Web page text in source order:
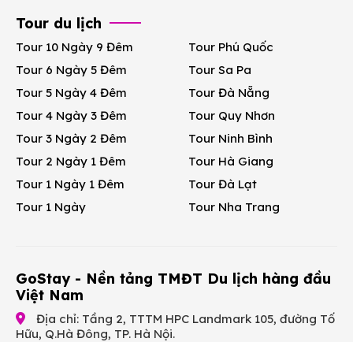
Tour du lịch
Tour 10 Ngày 9 Đêm
Tour 6 Ngày 5 Đêm
Tour 5 Ngày 4 Đêm
Tour 4 Ngày 3 Đêm
Tour 3 Ngày 2 Đêm
Tour 2 Ngày 1 Đêm
Tour 1 Ngày 1 Đêm
Tour 1 Ngày
Tour Phú Quốc
Tour Sa Pa
Tour Đà Nẵng
Tour Quy Nhơn
Tour Ninh Bình
Tour Hà Giang
Tour Đà Lạt
Tour Nha Trang
GoStay - Nền tảng TMĐT Du lịch hàng đầu
Việt Nam
Địa chỉ: Tầng 2, TTTM HPC Landmark 105, đường Tố
Hữu, Q.Hà Đông, TP. Hà Nội.